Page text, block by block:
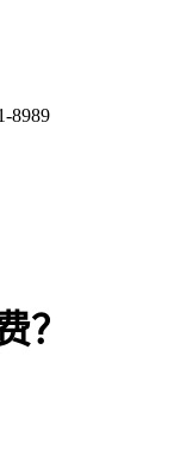
8989
？